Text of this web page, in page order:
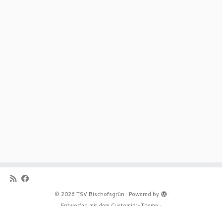
· © 2026 TSV Bischofsgrün · Powered by
·